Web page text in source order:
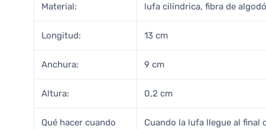
Material: lufa cilíndrica, fibra de
Longitud: 13 cm
Anchura: 9 cm
Altura: 0,2 cm
Qué hacer cuando
Cuando la lufa llegue al final